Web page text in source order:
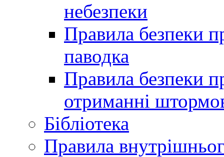
небезпеки
Правила безпеки
паводка
Правила безпеки
отриманні
Бібліотека
Правила